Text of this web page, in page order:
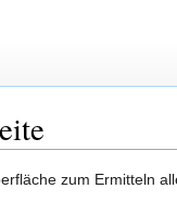
zum Ermitteln